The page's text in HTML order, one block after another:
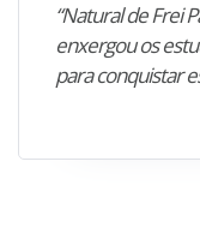
“Natural de Frei
enxergou os
para conquistar